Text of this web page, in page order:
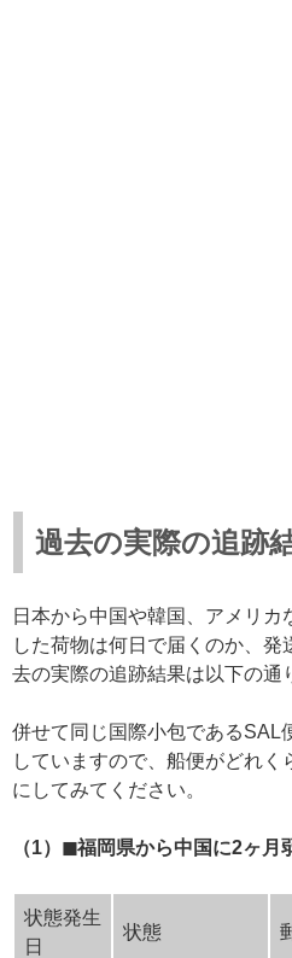
過去の実際の追跡
日本から中国や韓国、アメリカ
した荷物は何日で届くのか、発
去の実際の追跡結果は以下の通
併せて同じ国際小包であるSAL
していますので、船便がどれ
にしてみてください。
（1）◼︎福岡県から中国に2ヶ月
状態発生
日
状態